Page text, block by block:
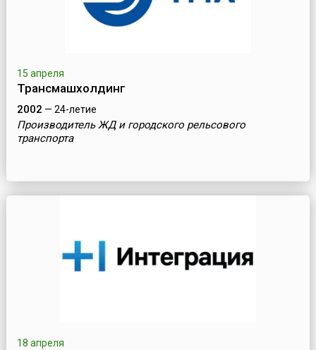
15 апреля
Трансмашхолдинг
2002 — 24-летие
Производитель ЖД и городского рельсового
транспорта
18 апреля